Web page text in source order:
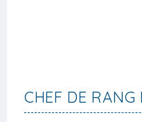
CHEF DE RANG